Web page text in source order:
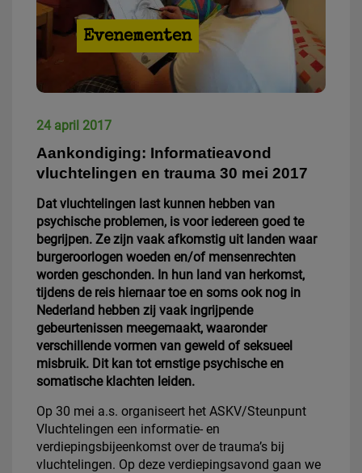
Evenementen
24 april 2017
Aankondiging: Informatieavond
vluchtelingen en trauma 30 mei 2017
Dat vluchtelingen last kunnen hebben van
psychische problemen, is voor iedereen goed te
begrijpen. Ze zijn vaak afkomstig uit landen waar
burgeroorlogen woeden en/of mensenrechten
worden geschonden. In hun land van herkomst,
tijdens de reis hiernaar toe en soms ook nog in
Nederland hebben zij vaak ingrijpende
gebeurtenissen meegemaakt, waaronder
verschillende vormen van geweld of seksueel
misbruik. Dit kan tot ernstige psychische en
somatische klachten leiden.
Op 30 mei a.s. organiseert het ASKV/Steunpunt
Vluchtelingen een informatie- en
verdiepingsbijeenkomst over de trauma’s bij
vluchtelingen. Op deze verdiepingsavond gaan we